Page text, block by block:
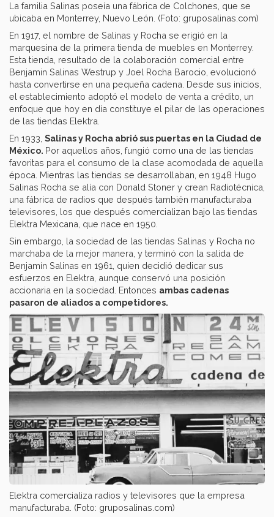
La familia Salinas poseía una fábrica de Colchones, que se
ubicaba en Monterrey, Nuevo León. (Foto: gruposalinas.com)
En 1917, el nombre de Salinas y Rocha se erigió en la
marquesina de la primera tienda de muebles en Monterrey.
Esta tienda, resultado de la colaboración comercial entre
Benjamin Salinas Westrup y Joel Rocha Barocio, evolucionó
hasta convertirse en una pequeña cadena. Desde sus inicios,
el establecimiento adoptó el modelo de venta a crédito, un
enfoque que hoy en día constituye el pilar de las operaciones
de las tiendas Elektra.
En 1933, Salinas y Rocha abrió sus puertas en la Ciudad de
México. Por aquellos años, fungió como una de las tiendas
favoritas para el consumo de la clase acomodada de aquella
época. Mientras las tiendas se desarrollaban, en 1948 Hugo
Salinas Rocha se alía con Donald Stoner y crean Radiotécnica,
una fábrica de radios que después también manufacturaba
televisores, los que después comercializan bajo las tiendas
Elektra Mexicana, que nace en 1950.
Sin embargo, la sociedad de las tiendas Salinas y Rocha no
marchaba de la mejor manera, y terminó con la salida de
Benjamín Salinas en 1961, quien decidió dedicar sus
esfuerzos en Elektra, aunque conservó una posición
accionaria en la sociedad. Entonces ambas cadenas
pasaron de aliados a competidores.
Elektra comercializa radios y televisores que la empresa
manufacturaba. (Foto: gruposalinas.com)